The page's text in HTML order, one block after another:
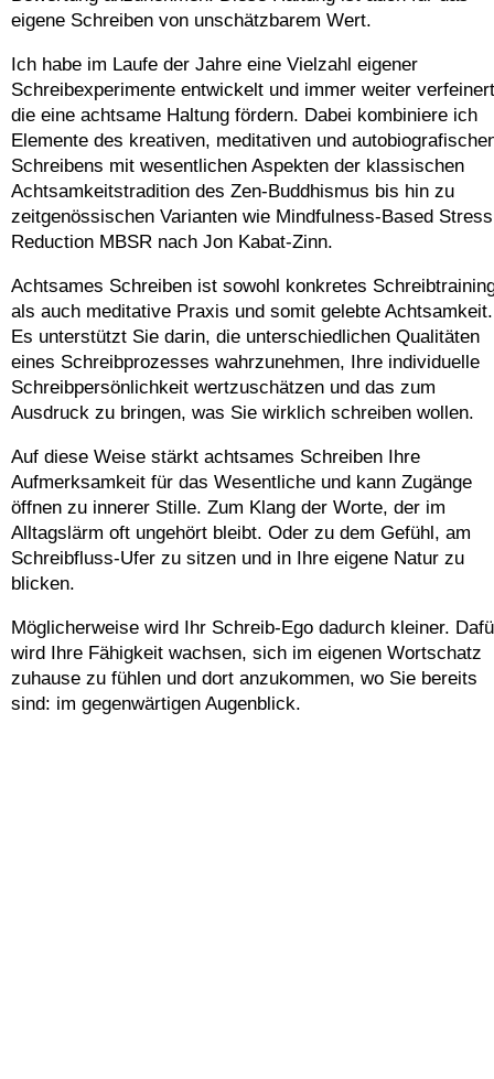
eigene Schreiben von unschätzbarem Wert.
Ich habe im Laufe der Jahre eine Vielzahl eigener
Schreibexperimente entwickelt und immer weiter
die eine achtsame Haltung fördern. Dabei kombiniere ich
Elemente des kreativen, meditativen und
Schreibens mit wesentlichen Aspekten der klassischen
Achtsamkeitstradition des Zen-Buddhismus bis hin zu
zeitgenössischen Varianten wie Mindfulness-Based Stress
Reduction MBSR nach Jon Kabat-Zinn.
Achtsames Schreiben ist sowohl konkretes
als auch meditative Praxis und somit gelebte Achtsamkeit.
Es unterstützt Sie darin, die unterschiedlichen Qualitäten
eines Schreibprozesses wahrzunehmen, Ihre individuelle
Schreibpersönlichkeit wertzuschätzen und das zum
Ausdruck zu bringen, was Sie wirklich schreiben wollen.
Auf diese Weise stärkt achtsames Schreiben Ihre
Aufmerksamkeit für das Wesentliche und kann Zugänge
öffnen zu innerer Stille. Zum Klang der Worte, der im
Alltagslärm oft ungehört bleibt. Oder zu dem Gefühl, am
Schreibfluss-Ufer zu sitzen und in Ihre eigene Natur zu
blicken.
Möglicherweise wird Ihr Schreib-Ego dadurch kleiner.
wird Ihre Fähigkeit wachsen, sich im eigenen Wortschatz
zuhause zu fühlen und dort anzukommen, wo Sie bereits
sind: im gegenwärtigen Augenblick.